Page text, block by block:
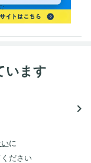
います
navigate_next
に
ださい